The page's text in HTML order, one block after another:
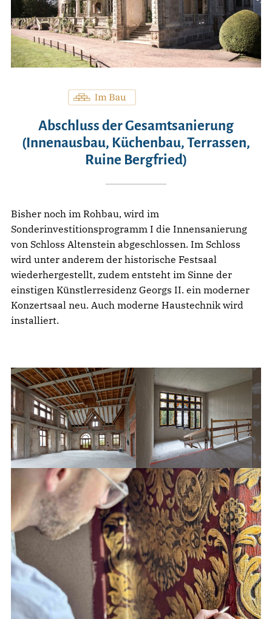
Abschluss der Gesamtsanierung
(Innenausbau, Küchenbau, Terrassen,
Ruine Bergfried)
Bisher noch im Rohbau, wird im
Sonderinvestitionsprogramm I die Innensanierung
von Schloss Altenstein abgeschlossen. Im Schloss
wird unter anderem der historische Festsaal
wiederhergestellt, zudem entsteht im Sinne der
einstigen Künstlerresidenz Georgs II. ein moderner
Konzertsaal neu. Auch moderne Haustechnik wird
installiert.